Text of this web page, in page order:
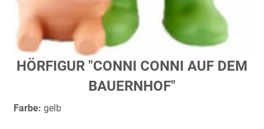
Zum
Anfang
springen
HÖRFIGUR "CONNI CONNI AUF DEM
BAUERNHOF"
Farbe: gelb